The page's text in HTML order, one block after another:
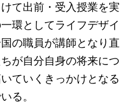
て出前・受入授業を実
環としてライフデザイ
の職員が講師となり直
が自分自身の将来につ
ていくきっかけとなる
る。